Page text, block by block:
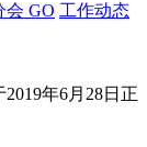
会 GO 工作动态
年6月28日正